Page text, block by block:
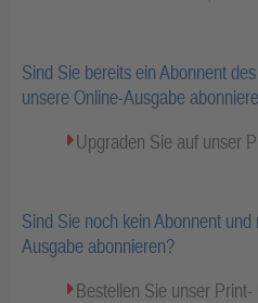
Sind Sie bereits ein Abonnent
unsere Online-Ausgabe
Upgraden Sie auf unser
Sind Sie noch kein Abonnent
Ausgabe abonnieren?
Bestellen Sie unser